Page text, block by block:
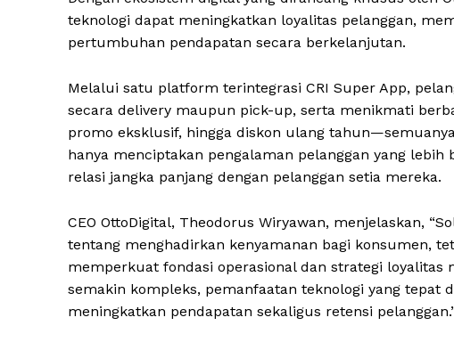
teknologi dapat meningkatkan loyalitas pelanggan,
pertumbuhan pendapatan secara berkelanjutan.
Melalui satu platform terintegrasi CRI Super App,
secara delivery maupun pick-up, serta menikmati
promo eksklusif, hingga diskon ulang
hanya menciptakan pengalaman pelanggan yang
relasi jangka panjang dengan pelanggan setia mereka.
CEO OttoDigital, Theodorus Wiryawan, menjelaskan,
tentang menghadirkan kenyamanan bagi konsumen,
memperkuat fondasi operasional dan strategi loyalitas
semakin kompleks, pemanfaatan teknologi yang tepat
meningkatkan pendapatan sekaligus retensi